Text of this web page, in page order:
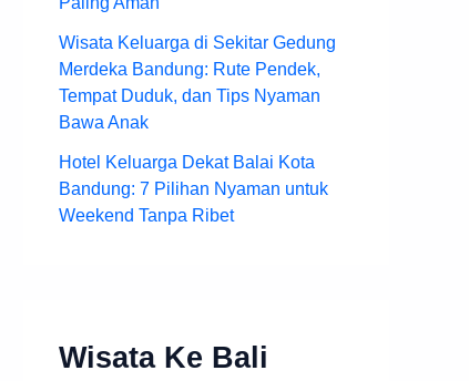
Wisata Keluarga di Sekitar Gedung
Merdeka Bandung: Rute Pendek,
Tempat Duduk, dan Tips Nyaman
Bawa Anak
Hotel Keluarga Dekat Balai Kota
Bandung: 7 Pilihan Nyaman untuk
Weekend Tanpa Ribet
Wisata Ke Bali